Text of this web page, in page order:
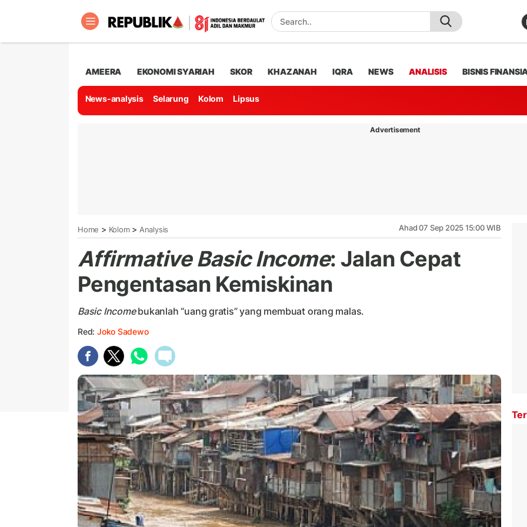
AMEERA EKONOMI SYARIAH SKOR KHAZANAH IQRA NEWS ANALISIS BISNIS
News-analysis Selarung Kolom Lipsus
Advertisement
Home > Kolom> Analysis Ahad 07 Sep 2025 15:00 WIB
Affirmative Basic Income: Jalan Cepat
Pengentasan Kemiskinan
Basic Incomebukanlah “uang gratis” yang membuat orang malas.
Red: Joko Sadewo